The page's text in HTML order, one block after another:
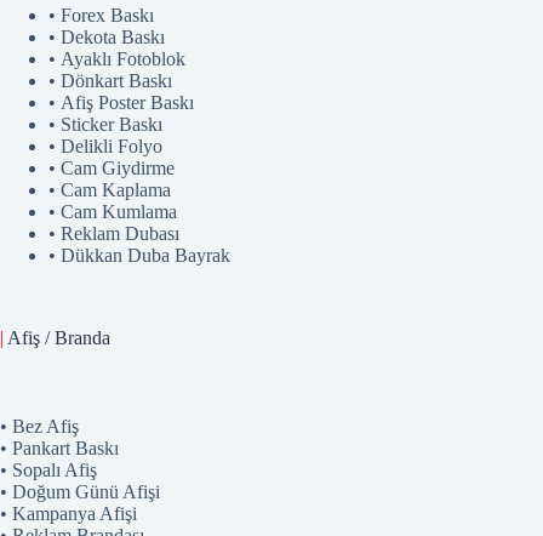
• Forex Baskı
• Dekota Baskı
• Ayaklı Fotoblok
• Dönkart Baskı
• Afiş Poster Baskı
• Sticker Baskı
• Delikli Folyo
• Cam Giydirme
• Cam Kaplama
• Cam Kumlama
• Reklam Dubası
• Dükkan Duba Bayrak
| Afiş / Branda
• Bez Afiş
• Pankart Baskı
• Sopalı Afiş
• Doğum Günü Afişi
• Kampanya Afişi